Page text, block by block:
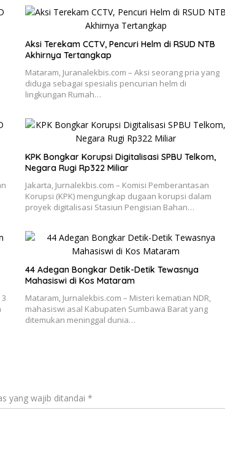
Aksi Terekam CCTV, Pencuri Helm di RSUD NTB
Akhirnya Tertangkap
Mataram, Juranalekbis.com – Aksi seorang pria yang
diduga sebagai spesialis pencurian helm di
lingkungan Rumah…
KPK Bongkar Korupsi Digitalisasi SPBU Telkom,
Negara Rugi Rp322 Miliar
Jakarta, Jurnalekbis.com – Komisi Pemberantasan
Korupsi (KPK) mengungkap dugaan korupsi dalam
proyek digitalisasi Stasiun Pengisian Bahan…
44 Adegan Bongkar Detik-Detik Tewasnya
Mahasiswi di Kos Mataram
Mataram, Jurnalekbis.com – Misteri kematian NDR,
mahasiswi asal Kabupaten Sumbawa Barat yang
ditemukan meninggal dunia…
yang wajib ditandai *